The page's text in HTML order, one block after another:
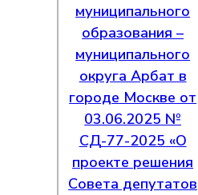
муниципального
образования –
муниципального
округа Арбат в
городе Москве от
03.06.2025 №
СД-77-2025 «О
проекте решения
Совета депутатов